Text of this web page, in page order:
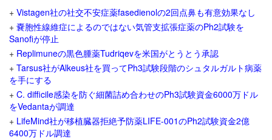
+ Vistagen社の社交不安症薬fasedienolの2回点鼻も有意効果なし
+ 嚢胞性線維症によるのではない気管支拡張症薬のPh2試験を
Sanofiが停止
+ Replimuneの黒色腫薬Tudriqevを米国がとうとう承認
+ Tarsus社がAlkeus社を買ってPh3試験段階のシュタルガルト病薬
を手にする
+ C. difficile感染を防ぐ細菌詰め合わせのPh3試験資金6000万ドル
をVedantaが調達
+ LifeMind社が移植臓器拒絶予防薬LIFE-001のPh2試験資金2億
6400万ドル調達